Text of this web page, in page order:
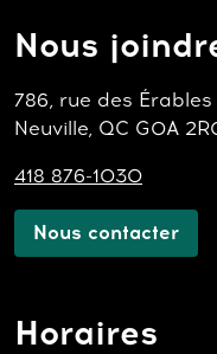
Nous
786, rue des Érables
Neuville, QC G0A
418 876-1030
Nous contacter
Horaires